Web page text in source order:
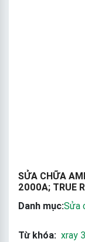
SỬA CHỮA
2000A; TRUE
Danh mục:Sửa
Từ khóa: xray